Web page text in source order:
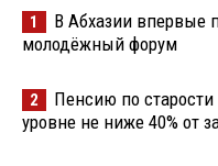
1
В Абхазии впервые
молодёжный форум
2
Пенсию по
уровне не ниже 40% от